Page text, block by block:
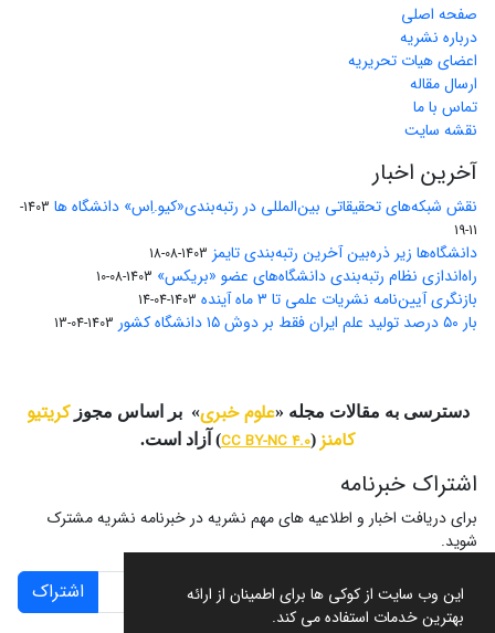
این وب سایت از کوکی ها برای اطمینان از ارائه
بهترین خدمات استفاده می کند.
صفحه اصلی
درباره نشریه
اعضای هیات تحریریه
ارسال مقاله
تماس با ما
نقشه سایت
آخرین اخبار
نقش شبکه‌های تحقیقاتی بین‌المللی در رتبه‌بندی«کیو.اِس» دانشگاه ها
1403-
11-19
دانشگاه‌ها زیر ذره‌بین آخرین رتبه‌بندی تایمز 1403-08-18
راه‌اندازی نظام رتبه‌بندی دانشگاه‌‌های عضو «بریکس» 1403-08-10
بازنگری آیین‌نامه نشریات علمی تا ۳ ماه آینده 1403-04-14
بار ۵۰ درصد تولید علم ایران فقط بر دوش ۱۵ دانشگاه کشور 1403-04-13
دسترسی به مقالات مجله «علوم خبری» بر اساس مجوزکریتیو
کامنز (
CC BY-NC 4.0) آزاد است.
اشتراک خبرنامه
برای دریافت اخبار و اطلاعیه های مهم نشریه در خبرنامه نشریه مشترک
شوید.
اشتراک